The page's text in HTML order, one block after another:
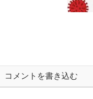
コメントを書き込む